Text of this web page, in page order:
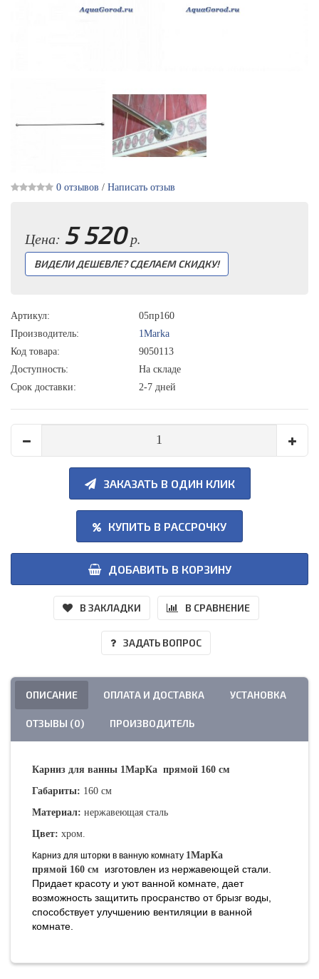
0 отзывов / Написать отзыв
Цена: 5 520р.
ВИДЕЛИ ДЕШЕВЛЕ? СДЕЛАЕМ СКИДКУ!
Артикул:
05пр160
Производитель:
1Marka
Код товара:
9050113
Доступность:
На складе
Срок доставки:
2-7 дней
ЗАКАЗАТЬ В ОДИН КЛИК
КУПИТЬ В РАССРОЧКУ
ДОБАВИТЬ В КОРЗИНУ
В ЗАКЛАДКИ В СРАВНЕНИЕ
ЗАДАТЬ ВОПРОС
ОПИСАНИЕ ОПЛАТА И ДОСТАВКА УСТАНОВКА
ОТЗЫВЫ (0) ПРОИЗВОДИТЕЛЬ
Карниз для ванны 1МарКа прямой 160 см
Габариты: 160 см
Материал: нержавеющая сталь
Цвет: хром.
Карниз для шторки в ванную комнату 1МарКа
прямой 160 см изготовлен из нержавеющей стали.
Придает красоту и уют ванной комнате, дает
возможность защитить просранство от брызг воды,
способствует улучшению вентиляции в ванной
комнате.